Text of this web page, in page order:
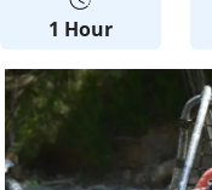
1 Hour